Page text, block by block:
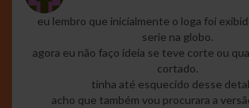
eu lembro que inicialmente o loga foi
serie na globo.
agora eu não faço ideia se teve corte ou
cortado.
tinha até esquecido desse
acho que também vou procurara a